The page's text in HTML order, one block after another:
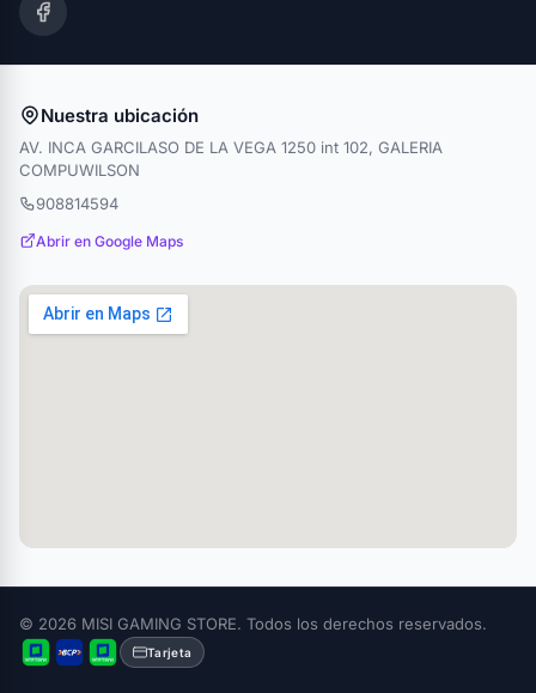
Nuestra ubicación
AV. INCA GARCILASO DE LA VEGA 1250 int 102, GALERIA
COMPUWILSON
908814594
Abrir en Google Maps
© 2026 MISI GAMING STORE. Todos los derechos reservados.
Tarjeta